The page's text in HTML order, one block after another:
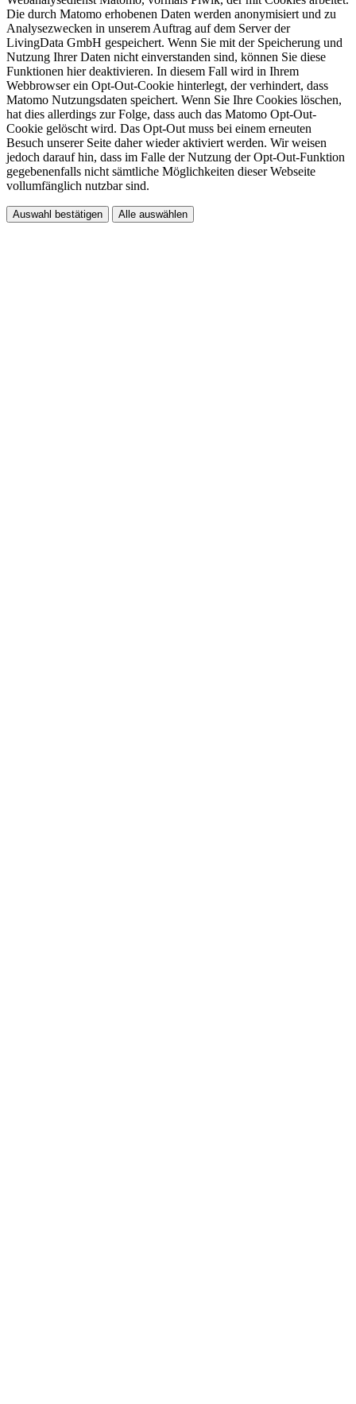
Die durch Matomo erhobenen Daten werden anonymisiert und zu
Analysezwecken in unserem Auftrag auf dem Server der
LivingData GmbH gespeichert. Wenn Sie mit der Speicherung und
Nutzung Ihrer Daten nicht einverstanden sind, können Sie diese
Funktionen hier deaktivieren. In diesem Fall wird in Ihrem
Webbrowser ein Opt-Out-Cookie hinterlegt, der verhindert, dass
Matomo Nutzungsdaten speichert. Wenn Sie Ihre Cookies löschen,
hat dies allerdings zur Folge, dass auch das Matomo Opt-Out-
Cookie gelöscht wird. Das Opt-Out muss bei einem erneuten
Besuch unserer Seite daher wieder aktiviert werden. Wir weisen
jedoch darauf hin, dass im Falle der Nutzung der Opt-Out-Funktion
gegebenenfalls nicht sämtliche Möglichkeiten dieser Webseite
vollumfänglich nutzbar sind.
Auswahl bestätigen Alle auswählen